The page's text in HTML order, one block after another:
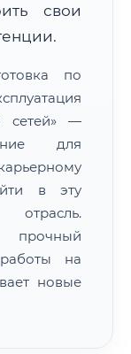
свои
по
сетей» —
для
в эту
прочный
на
новые